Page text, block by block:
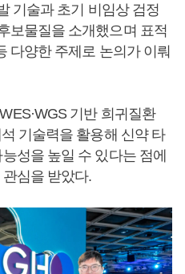
기술과 초기 비임상 검정
보물질을 소개했으며 표적
다양한 주제로 논의가 이뤄
기반 희귀질환
기술력을 활용해 신약 타
성을 높일 수 있다는 점에
심을 받았다.